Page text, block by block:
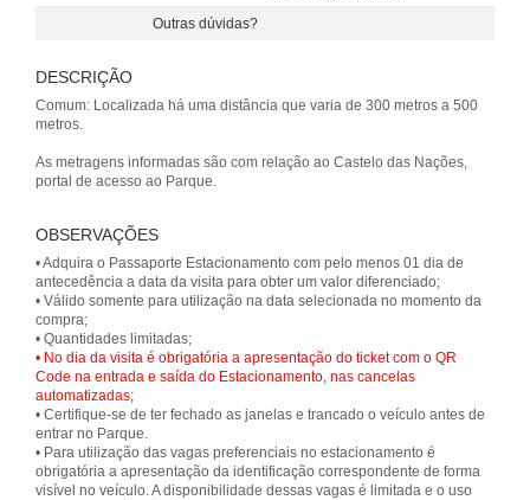
Outras dúvidas?
DESCRIÇÃO
Comum: Localizada há uma distância que varia de 300 metros a 500
metros.
As metragens informadas são com relação ao Castelo das Nações,
OBSERVAÇÕES
• Adquira o Passaporte Estacionamento com pelo menos 01 dia de
antecedência a data da visita para obter um valor diferenciado;
• Válido somente para utilização na data selecionada no momento da
compra;
• No dia da visita é obrigatória a apresentação do ticket com o QR
Code na entrada e saída do Estacionamento, nas cancelas
automatizadas;
• Certifique-se de ter fechado as janelas e trancado o veículo antes de
entrar no Parque.
• Para utilização das vagas preferenciais no estacionamento é
obrigatória a apresentação da identificação correspondente de forma
visível no veículo. A disponibilidade dessas vagas é limitada e o uso